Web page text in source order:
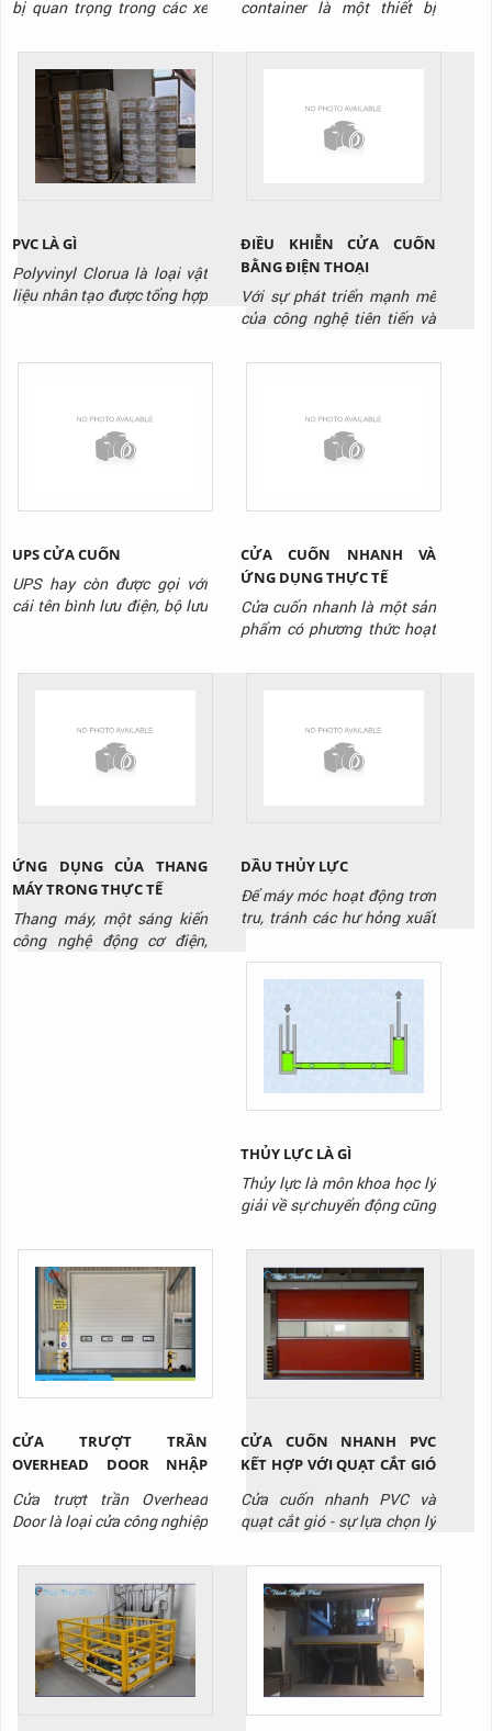
bị quan trọng trong các xe
nâng đỡ cho thùng xe và
làm thiết bị nâng đỡ cho quá
trình chuyển đổi đầu xe, trao
đổi vận hành, trao đổi hàng
hóa hay là bảo trì bảo
dưỡng. Nó hoạt động bởi
chơ chế nâng hạ bởi bánh
container là một thiết bị
phổ biến ở nhiều kho xưởng.
phải ai cũng biết cách sử
dụng đúng để đảm bảo an
PVC LÀ GÌ
Polyvinyl Clorua là loại vật
liệu nhân tạo được tổng hợp
hoạt và sản xuất cho nhân
nhiều. Bước đầu khi được
khám phá ra, PVC có rất
ĐIỀU KHIỄN CỬA CUỐN
BẰNG ĐIỆN THOẠI
Với sự phát triển mạnh mẽ
của công nghệ tiên tiến và
các sản phẩm mang tính đột
được thay thế bằng các
công nghệ thông minh.
bằng...
UPS CỬA CUỐN
UPS hay còn được gọi với
cái tên bình lưu điện, bộ lưu
lưu giữ và phát điện năng
cho cửa cuốn vận hành ổn
định không ngắt quãng. Đặc
CỬA CUỐN NHANH VÀ
ỨNG DỤNG THỰC TẾ
Cửa cuốn nhanh là một sản
phẩm có phương thức hoạt
cuốn khác. Biển chuyển
đứng của thân cửa. Điều
khác biệt ở đây là nó hoạt
ỨNG DỤNG CỦA THANG
MÁY TRONG THỰC TẾ
Thang máy, một sáng kiến
công nghệ động cơ điện,
DẦU THỦY LỰC
Để máy móc hoạt động trơn
tru, tránh các hư hỏng xuất
lực. Đây là loại dầu chuyên
dụng thường thấy tại kho
xưởng, cơ sở sản xuất. Tuy
nhiên không phải loại dầu
nào cũng phù hợp với thiết
bị của bạn
THỦY LỰC LÀ GÌ
Thủy lực là môn khoa học lý
giải về sự chuyển động cũng
chất lỏng tồn tại trong môi
trường giới hạn nào đó. Cụ
thể, trong môi trường thủy
lực, chất lỏng sẽ được truyền
tải nhờ lực đẩy tác dụng lên
chất lỏng.
CỬA TRƯỢT TRẦN
OVERHEAD DOOR NHẬP
KHẨU CHO NHÀ XƯỞNG
TẠI BÌNH DƯƠNG
Cửa trượt trần Overhead
Door là loại cửa công nghiệp
xưởng sản xuất. Liên hệ
Thịnh Thành Phát qua
Hotline: 0917 951 917 để
được tư vấn và báo giá sản
phẩm.
CỬA CUỐN NHANH PVC
KẾT HỢP VỚI QUẠT CẮT GIÓ
- GIẢI PHÁP TỐI ƯU CHO
PHÒNG SẠCH KHO LẠNH
Cửa cuốn nhanh PVC và
quạt cắt gió - sự lựa chọn lý
sạch, nhà máy sản xuất thực
phẩm, dược phẩm, điện tử,
siêu thị,..., giúp tối ưu hóa
vận hành và giảm chi phí
lâu dài. Liên hệ Thịnh Thành
Phát - Hotline: 0917 951
917 để được tư vấn và báo
gi...